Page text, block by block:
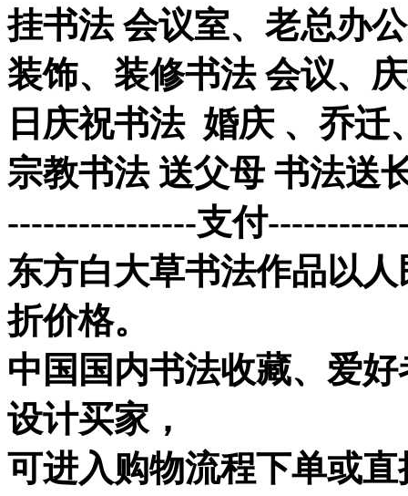
挂书法 会议室、老总办
装饰、装修书法 会议、
日庆祝书法 婚庆 、乔迁
宗教书法 送父母 书法送
----------------支付
东方白大草书法作品以
折价格。
中国国内书法收藏、爱
设计买家，
可进入购物流程下单或